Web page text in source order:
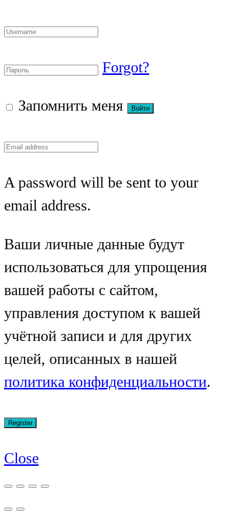
Forgot?
Запомнить меня
A password will be sent to your
email address.
Ваши личные данные будут
использоваться для упрощения
вашей работы с сайтом,
управления доступом к вашей
учётной записи и для других
целей, описанных в нашей
политика конфиденциальности.
Close